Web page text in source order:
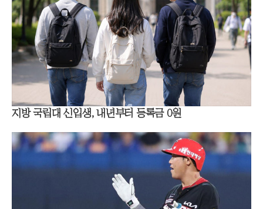
지방 국립대 신입생, 내년부터 등록금 0원